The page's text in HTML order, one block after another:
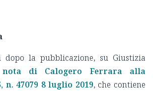
dopo la pubblicazione, su Giustizia
nota di Calogero Ferrara alla
n. 47079 8 luglio 2019, che contiene